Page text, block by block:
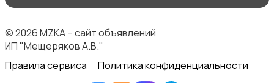
© 2026 MZKA – сайт объявлений
ИП "Мещеряков А.В."
Правила сервиса
Политика конфиденциальности